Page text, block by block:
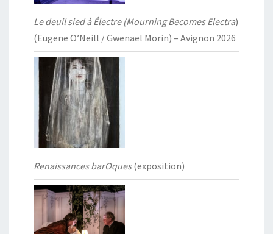
Le deuil sied à Électre (Mourning Becomes Electra)
(Eugene O’Neill / Gwenaël Morin) – Avignon 2026
Renaissances barOques(exposition)